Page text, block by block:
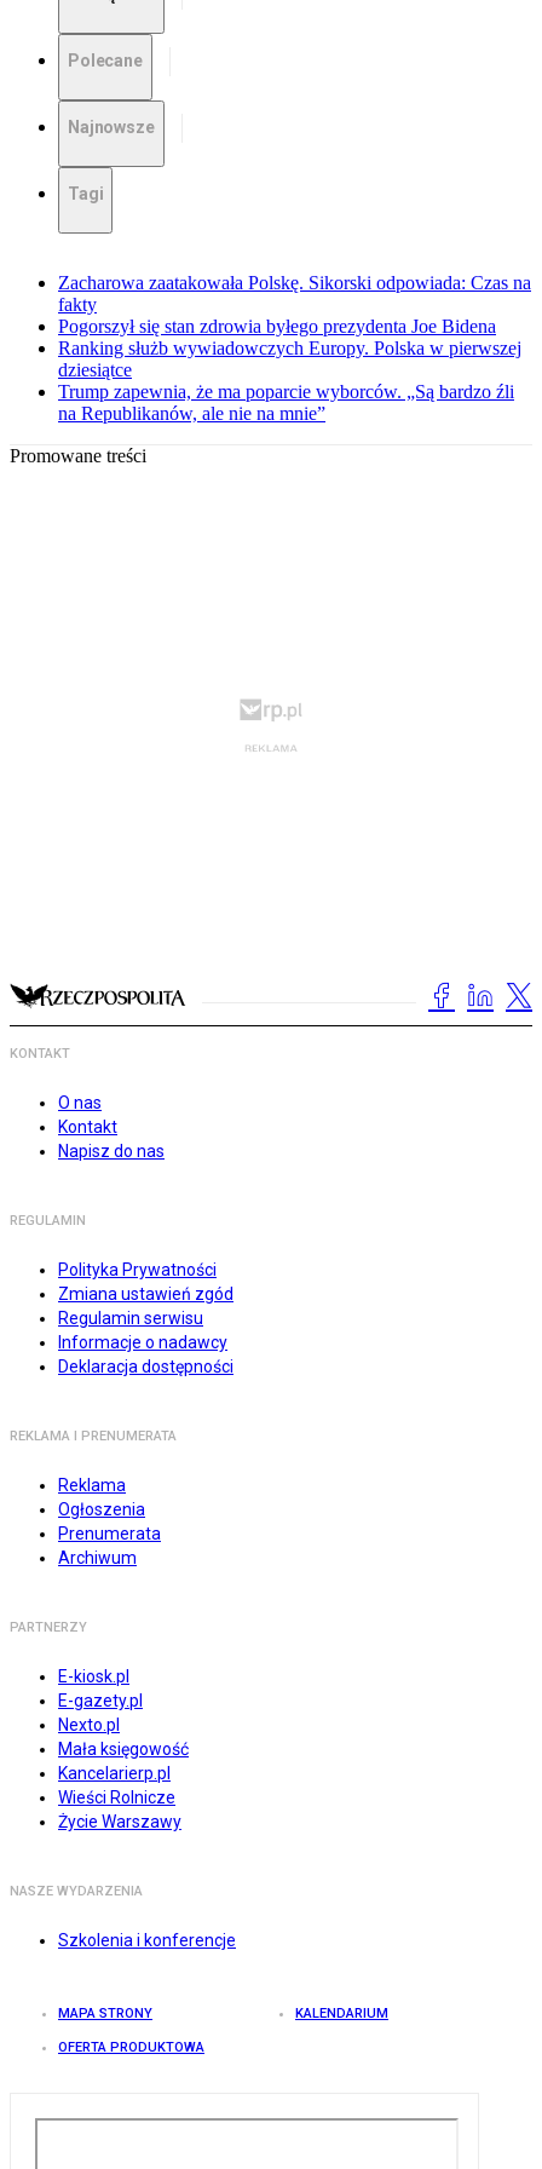
Polecane
Najnowsze
Tagi
Zacharowa zaatakowała Polskę. Sikorski odpowiada: Czas na
fakty
Pogorszył się stan zdrowia byłego prezydenta Joe Bidena
Ranking służb wywiadowczych Europy. Polska w pierwszej
dziesiątce
Trump zapewnia, że ma poparcie wyborców. „Są bardzo źli
na Republikanów, ale nie na mnie”
Promowane treści
KONTAKT
O nas
Kontakt
Napisz do nas
REGULAMIN
Polityka Prywatności
Zmiana ustawień zgód
Regulamin serwisu
Informacje o nadawcy
Deklaracja dostępności
REKLAMA I PRENUMERATA
Reklama
Ogłoszenia
Prenumerata
Archiwum
PARTNERZY
E-kiosk.pl
E-gazety.pl
Nexto.pl
Mała księgowość
Kancelarierp.pl
Wieści Rolnicze
Życie Warszawy
NASZE WYDARZENIA
Szkolenia i konferencje
MAPA STRONY KALENDARIUM
OFERTA PRODUKTOWA